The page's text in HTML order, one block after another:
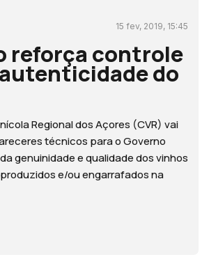
15 fev, 2019, 15:45
reforça controle
do
Regional dos Açores (CVR) vai
técnicos para o Governo
genuinidade e qualidade dos vinhos
e/ou engarrafados na